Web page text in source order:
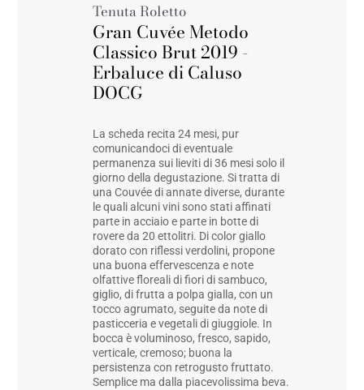
Tenuta Roletto
Gran Cuvée Metodo
Classico Brut 2019 -
Erbaluce di Caluso
DOCG
La scheda recita 24 mesi, pur
comunicandoci di eventuale
permanenza sui lieviti di 36 mesi solo il
giorno della degustazione. Si tratta di
una Couvée di annate diverse, durante
le quali alcuni vini sono stati affinati
parte in acciaio e parte in botte di
rovere da 20 ettolitri. Di color giallo
dorato con riflessi verdolini, propone
una buona effervescenza e note
olfattive floreali di fiori di sambuco,
giglio, di frutta a polpa gialla, con un
tocco agrumato, seguite da note di
pasticceria e vegetali di giuggiole. In
bocca è voluminoso, fresco, sapido,
verticale, cremoso; buona la
persistenza con retrogusto fruttato.
Semplice ma dalla piacevolissima beva.